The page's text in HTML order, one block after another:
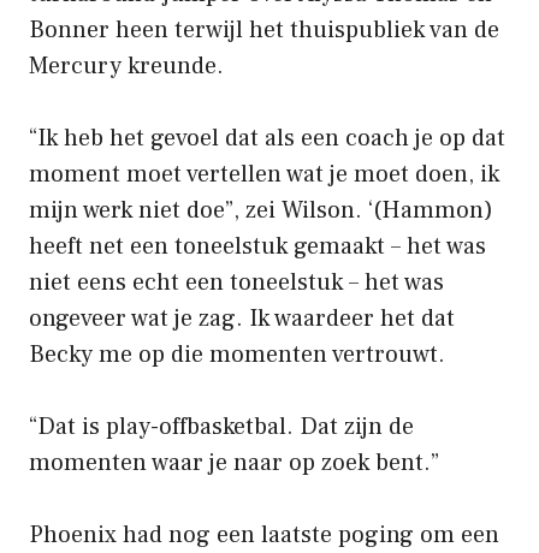
Bonner heen terwijl het thuispubliek van de
Mercury kreunde.
“Ik heb het gevoel dat als een coach je op dat
moment moet vertellen wat je moet doen, ik
mijn werk niet doe”, zei Wilson. ‘(Hammon)
heeft net een toneelstuk gemaakt – het was
niet eens echt een toneelstuk – het was
ongeveer wat je zag. Ik waardeer het dat
Becky me op die momenten vertrouwt.
“Dat is play-offbasketbal. Dat zijn de
momenten waar je naar op zoek bent.”
Phoenix had nog een laatste poging om een ​​